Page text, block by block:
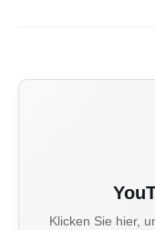
Klicken Sie hier,